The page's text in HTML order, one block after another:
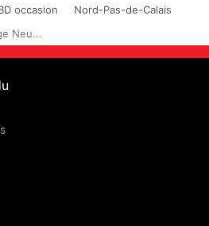
occasion
Nord-Pas-de-Calais
Neu...